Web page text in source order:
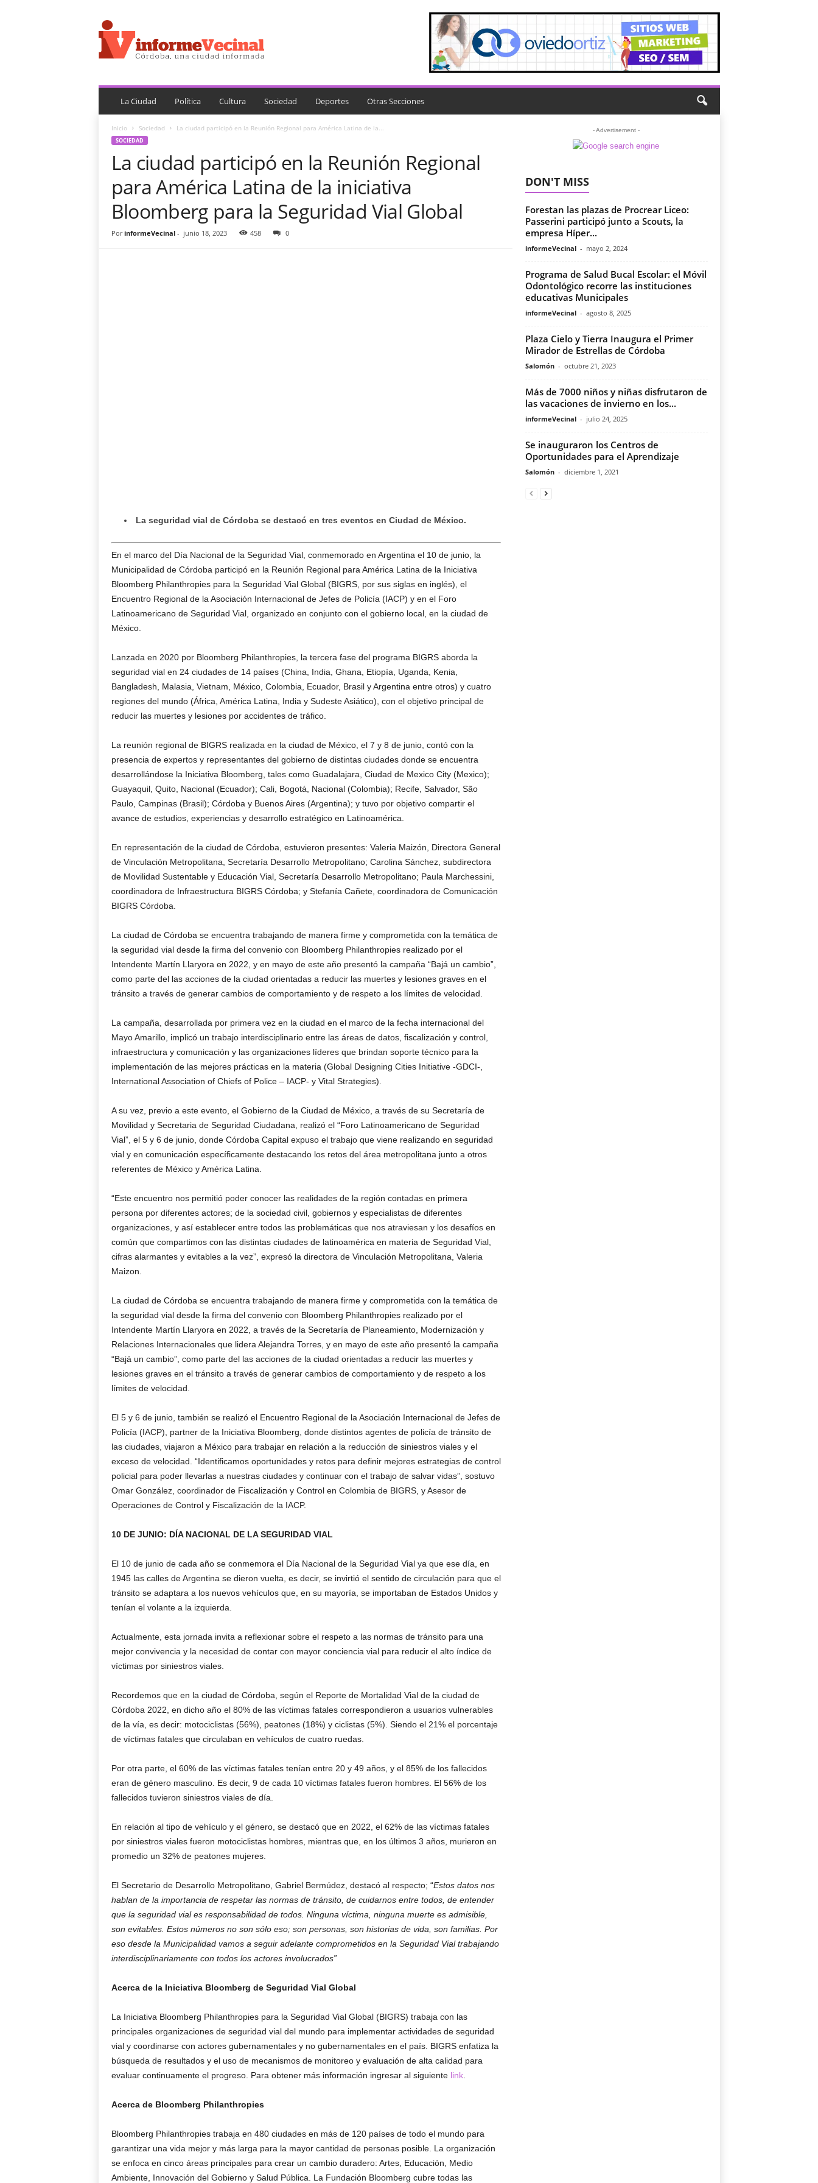
n
f
o
e
e
La Ciudad Política Cultura Sociedad Deportes Otras Secciones
Inicio Sociedad La ciudad participó en la Reunión Regional para América Latina de la...
SOCIEDAD
La ciudad participó en la Reunión Regional
para América Latina de la iniciativa
Bloomberg para la Seguridad Vial Global
Por informeVecinal- junio 18, 2023 458 0
La seguridad vial de Córdoba se destacó en tres eventos en Ciudad de México.
En el marco del Día Nacional de la Seguridad Vial, conmemorado en Argentina el 10 de junio, la
Municipalidad de Córdoba participó en la Reunión Regional para América Latina de la Iniciativa
Bloomberg Philanthropies para la Seguridad Vial Global (BIGRS, por sus siglas en inglés), el
Encuentro Regional de la Asociación Internacional de Jefes de Policía (IACP) y en el Foro
Latinoamericano de Seguridad Vial, organizado en conjunto con el gobierno local, en la ciudad de
México.
Lanzada en 2020 por Bloomberg Philanthropies, la tercera fase del programa BIGRS aborda la
seguridad vial en 24 ciudades de 14 países (China, India, Ghana, Etiopía, Uganda, Kenia,
Bangladesh, Malasia, Vietnam, México, Colombia, Ecuador, Brasil y Argentina entre otros) y cuatro
regiones del mundo (África, América Latina, India y Sudeste Asiático), con el objetivo principal de
reducir las muertes y lesiones por accidentes de tráfico.
La reunión regional de BIGRS realizada en la ciudad de México, el 7 y 8 de junio, contó con la
presencia de expertos y representantes del gobierno de distintas ciudades donde se encuentra
desarrollándose la Iniciativa Bloomberg, tales como Guadalajara, Ciudad de Mexico City (Mexico);
Guayaquil, Quito, Nacional (Ecuador); Cali, Bogotá, Nacional (Colombia); Recife, Salvador, São
Paulo, Campinas (Brasil); Córdoba y Buenos Aires (Argentina); y tuvo por objetivo compartir el
avance de estudios, experiencias y desarrollo estratégico en Latinoamérica.
En representación de la ciudad de Córdoba, estuvieron presentes: Valeria Maizón, Directora General
de Vinculación Metropolitana, Secretaría Desarrollo Metropolitano; Carolina Sánchez, subdirectora
de Movilidad Sustentable y Educación Vial, Secretaría Desarrollo Metropolitano; Paula Marchessini,
coordinadora de Infraestructura BIGRS Córdoba; y Stefanía Cañete, coordinadora de Comunicación
BIGRS Córdoba.
La ciudad de Córdoba se encuentra trabajando de manera firme y comprometida con la temática de
la seguridad vial desde la firma del convenio con Bloomberg Philanthropies realizado por el
Intendente Martín Llaryora en 2022, y en mayo de este año presentó la campaña “Bajá un cambio”,
como parte del las acciones de la ciudad orientadas a reducir las muertes y lesiones graves en el
tránsito a través de generar cambios de comportamiento y de respeto a los límites de velocidad.
La campaña, desarrollada por primera vez en la ciudad en el marco de la fecha internacional del
Mayo Amarillo, implicó un trabajo interdisciplinario entre las áreas de datos, fiscalización y control,
infraestructura y comunicación y las organizaciones líderes que brindan soporte técnico para la
implementación de las mejores prácticas en la materia (Global Designing Cities Initiative -GDCI-,
International Association of Chiefs of Police – IACP- y Vital Strategies).
A su vez, previo a este evento, el Gobierno de la Ciudad de México, a través de su Secretaría de
Movilidad y Secretaria de Seguridad Ciudadana, realizó el “Foro Latinoamericano de Seguridad
Vial”, el 5 y 6 de junio, donde Córdoba Capital expuso el trabajo que viene realizando en seguridad
vial y en comunicación específicamente destacando los retos del área metropolitana junto a otros
referentes de México y América Latina.
“Este encuentro nos permitió poder conocer las realidades de la región contadas en primera
persona por diferentes actores; de la sociedad civil, gobiernos y especialistas de diferentes
organizaciones, y así establecer entre todos las problemáticas que nos atraviesan y los desafíos en
común que compartimos con las distintas ciudades de latinoamérica en materia de Seguridad Vial,
cifras alarmantes y evitables a la vez”, expresó la directora de Vinculación Metropolitana, Valeria
Maizon.
La ciudad de Córdoba se encuentra trabajando de manera firme y comprometida con la temática de
la seguridad vial desde la firma del convenio con Bloomberg Philanthropies realizado por el
Intendente Martín Llaryora en 2022, a través de la Secretaría de Planeamiento, Modernización y
Relaciones Internacionales que lidera Alejandra Torres, y en mayo de este año presentó la campaña
“Bajá un cambio”, como parte del las acciones de la ciudad orientadas a reducir las muertes y
lesiones graves en el tránsito a través de generar cambios de comportamiento y de respeto a los
límites de velocidad.
El 5 y 6 de junio, también se realizó el Encuentro Regional de la Asociación Internacional de Jefes de
Policía (IACP), partner de la Iniciativa Bloomberg, donde distintos agentes de policía de tránsito de
las ciudades, viajaron a México para trabajar en relación a la reducción de siniestros viales y el
exceso de velocidad. “Identificamos oportunidades y retos para definir mejores estrategias de control
policial para poder llevarlas a nuestras ciudades y continuar con el trabajo de salvar vidas”, sostuvo
Omar González, coordinador de Fiscalización y Control en Colombia de BIGRS, y Asesor de
Operaciones de Control y Fiscalización de la IACP.
10 DE JUNIO: DÍA NACIONAL DE LA SEGURIDAD VIAL
El 10 de junio de cada año se conmemora el Día Nacional de la Seguridad Vial ya que ese día, en
1945 las calles de Argentina se dieron vuelta, es decir, se invirtió el sentido de circulación para que el
tránsito se adaptara a los nuevos vehículos que, en su mayoría, se importaban de Estados Unidos y
tenían el volante a la izquierda.
Actualmente, esta jornada invita a reflexionar sobre el respeto a las normas de tránsito para una
mejor convivencia y la necesidad de contar con mayor conciencia vial para reducir el alto índice de
víctimas por siniestros viales.
Recordemos que en la ciudad de Córdoba, según el Reporte de Mortalidad Vial de la ciudad de
Córdoba 2022, en dicho año el 80% de las víctimas fatales correspondieron a usuarios vulnerables
de la vía, es decir: motociclistas (56%), peatones (18%) y ciclistas (5%). Siendo el 21% el porcentaje
de víctimas fatales que circulaban en vehículos de cuatro ruedas.
Por otra parte, el 60% de las víctimas fatales tenían entre 20 y 49 años, y el 85% de los fallecidos
eran de género masculino. Es decir, 9 de cada 10 víctimas fatales fueron hombres. El 56% de los
fallecidos tuvieron siniestros viales de día.
En relación al tipo de vehículo y el género, se destacó que en 2022, el 62% de las víctimas fatales
por siniestros viales fueron motociclistas hombres, mientras que, en los últimos 3 años, murieron en
promedio un 32% de peatones mujeres.
El Secretario de Desarrollo Metropolitano, Gabriel Bermúdez, destacó al respecto; “Estos datos nos
hablan de la importancia de respetar las normas de tránsito, de cuidarnos entre todos, de entender
que la seguridad vial es responsabilidad de todos. Ninguna víctima, ninguna muerte es admisible,
son evitables. Estos números no son sólo eso; son personas, son historias de vida, son familias. Por
eso desde la Municipalidad vamos a seguir adelante comprometidos en la Seguridad Vial trabajando
interdisciplinariamente con todos los actores involucrados”
Acerca de la Iniciativa Bloomberg de Seguridad Vial Global
La Iniciativa Bloomberg Philanthropies para la Seguridad Vial Global (BIGRS) trabaja con las
principales organizaciones de seguridad vial del mundo para implementar actividades de seguridad
vial y coordinarse con actores gubernamentales y no gubernamentales en el país. BIGRS enfatiza la
búsqueda de resultados y el uso de mecanismos de monitoreo y evaluación de alta calidad para
evaluar continuamente el progreso. Para obtener más información ingresar al siguiente link.
Acerca de Bloomberg Philanthropies
Bloomberg Philanthropies trabaja en 480 ciudades en más de 120 países de todo el mundo para
garantizar una vida mejor y más larga para la mayor cantidad de personas posible. La organización
se enfoca en cinco áreas principales para crear un cambio duradero: Artes, Educación, Medio
Ambiente, Innovación del Gobierno y Salud Pública. La Fundación Bloomberg cubre todas las
- Advertisement -
DON'T MISS
Forestan las plazas de Procrear Liceo:
Passerini participó junto a Scouts, la
empresa Híper...
informeVecinal - mayo 2, 2024
Programa de Salud Bucal Escolar: el Móvil
Odontológico recorre las instituciones
educativas Municipales
informeVecinal - agosto 8, 2025
Plaza Cielo y Tierra Inaugura el Primer
Mirador de Estrellas de Córdoba
Salomón - octubre 21, 2023
Más de 7000 niños y niñas disfrutaron de
las vacaciones de invierno en los...
informeVecinal - julio 24, 2025
Se inauguraron los Centros de
Oportunidades para el Aprendizaje
Salomón - diciembre 1, 2021